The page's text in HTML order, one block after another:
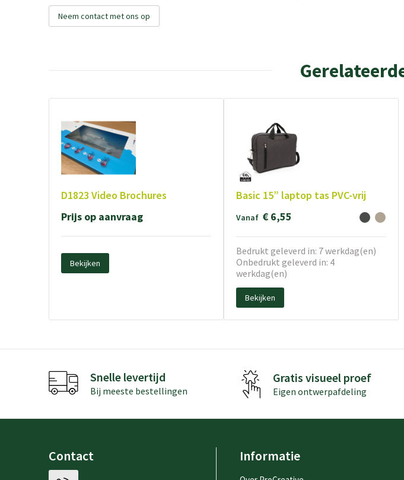
Neem contact met ons op
D1823 Video Brochures
Prijs op aanvraag
Bekijken
Basic 15” laptop tas PVC-vrij
Vanaf € 6,55
Bedrukt geleverd in: 7 werkdag(en)
Onbedrukt geleverd in: 4
werkdag(en)
Bekijken
Snelle levertijd
Bij meeste bestellingen
Gratis visueel proef
Eigen ontwerpafdeling
Contact Informatie